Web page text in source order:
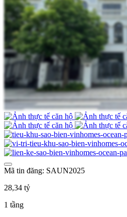
Mã tin đăng: SAUN2025
28,34 tỷ
1 tầng